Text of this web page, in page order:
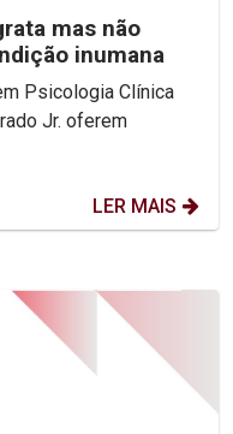
mas não
inumana
Psicologia Clínica
Jr. oferem
LER MAIS